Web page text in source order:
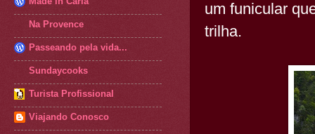
um funicular
trilha.
Na Provence
Passeando pela vida...
Sundaycooks
Turista Profissional
Viajando Conosco